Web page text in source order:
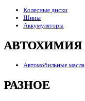
Колесные диски
Шины
Аккумуляторы
АВТОХИМИЯ
Автомобильные масла
РАЗНОЕ